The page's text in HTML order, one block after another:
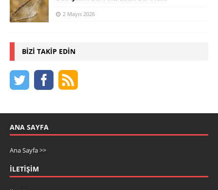
2 Mayıs 2026
BIZI TAKIP EDIN
ANA SAYFA
Ana Sayfa >>
İLETIŞIM